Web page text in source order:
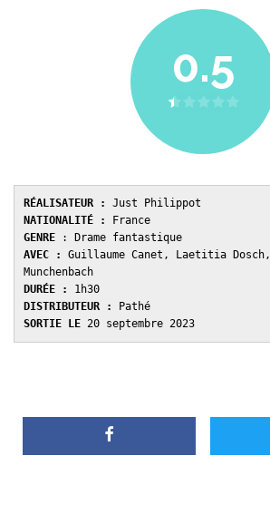
0.5
RÉALISATEUR :
NATIONALITÉ :
GENRE
AVEC : Guillaume Canet, Laetitia
DURÉE :
DISTRIBUTEUR :
SORTIE LE 20 septembre 2023